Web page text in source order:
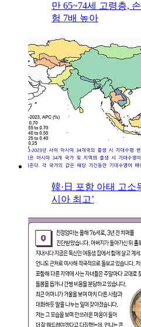
만 65~74세 고령층,
험 7배 높아
韓·日 포함 아태 고소
시아 최고’